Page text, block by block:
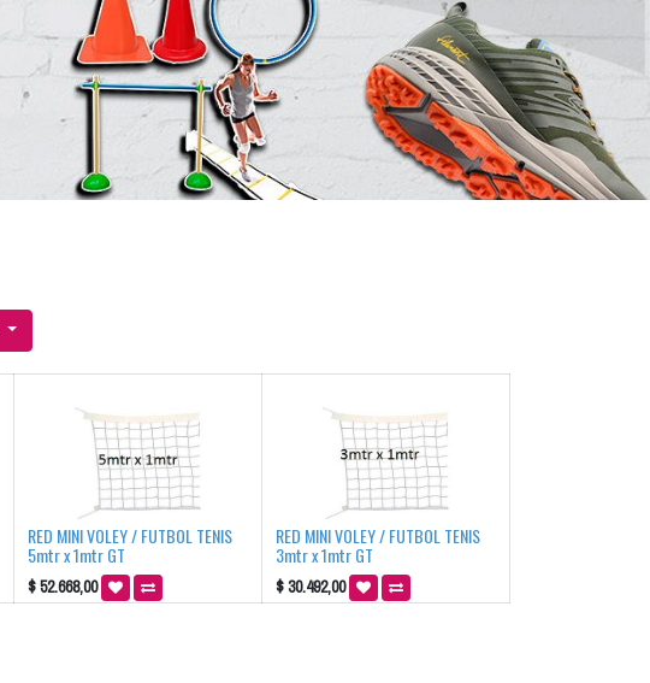
RED MINI VOLEY / FUTBOL TENIS
5mtr x 1mtr GT
$52.668,00
RED MINI VOLEY / FUTBOL TENIS
3mtr x 1mtr GT
$30.492,00